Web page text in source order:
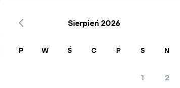
Sierpień 2026
P W Ś C P S N
1 2